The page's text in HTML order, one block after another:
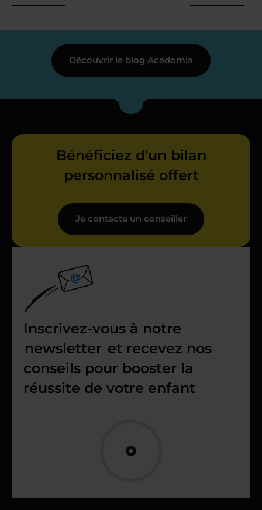
Découvrir le blog Acadomia
Bénéficiez d'un bilan
personnalisé offert
Je contacte un conseiller
Inscrivez-vous à notre
newsletter et recevez nos
conseils pour booster la
réussite de votre enfant